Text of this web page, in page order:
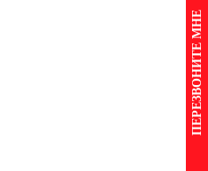
ПЕРЕЗВОНИТЕ МНЕ